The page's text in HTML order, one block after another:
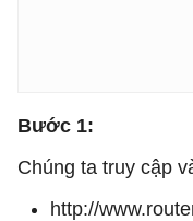
Bước 1:
Chúng ta truy cập
http://